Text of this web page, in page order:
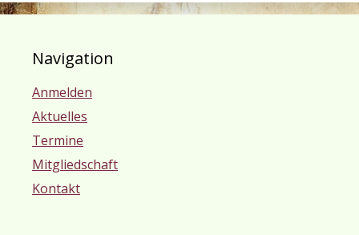
Navigation
Anmelden
Aktuelles
Termine
Mitgliedschaft
Kontakt